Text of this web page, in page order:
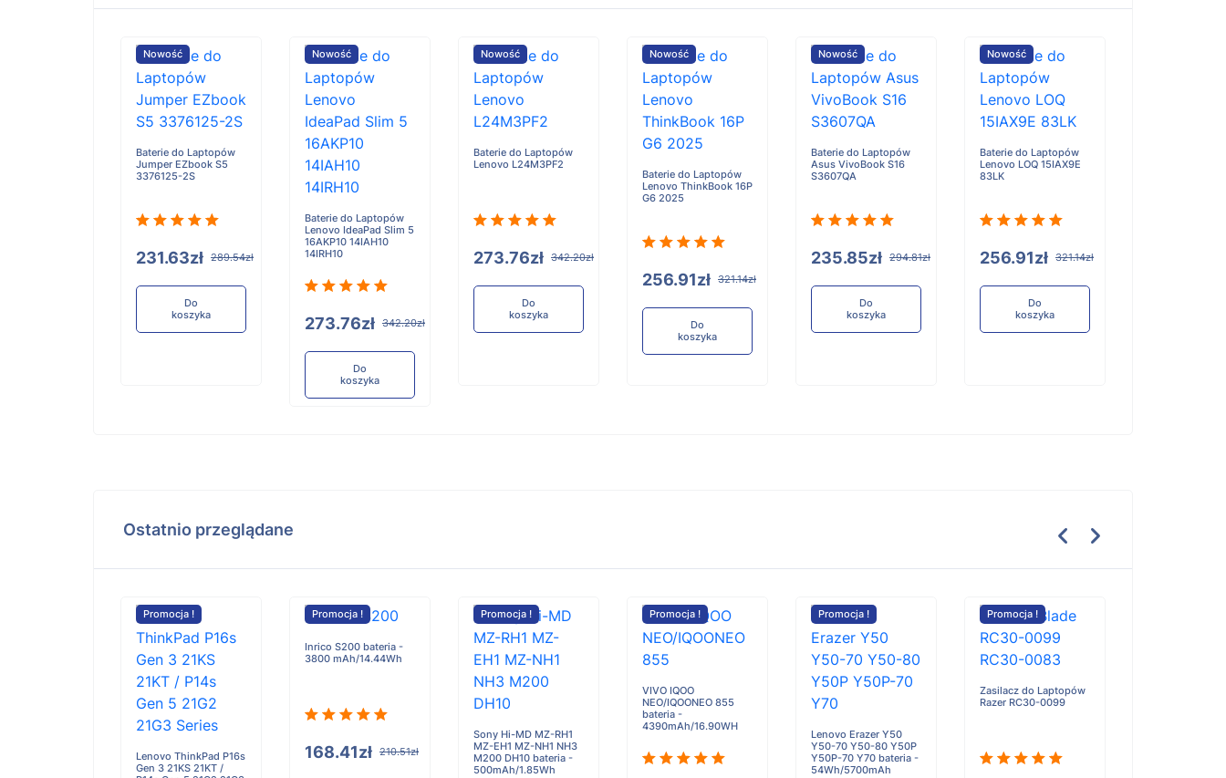
Nowość
Baterie do Laptopów
Jumper EZbook S5
3376125-2S
231.63zł 289.54zł
Do
koszyka
Nowość
Baterie do Laptopów
Lenovo IdeaPad Slim 5
16AKP10 14IAH10
14IRH10
273.76zł 342.20zł
Do
koszyka
Nowość
Baterie do Laptopów
Lenovo L24M3PF2
273.76zł 342.20zł
Do
koszyka
Nowość
Baterie do Laptopów
Lenovo ThinkBook 16P
G6 2025
256.91zł 321.14zł
Do
koszyka
Nowość
Baterie do Laptopów
Asus VivoBook S16
S3607QA
235.85zł 294.81zł
Do
koszyka
Nowość
Baterie do Laptopów
Lenovo LOQ 15IAX9E
83LK
256.91zł 321.14zł
Do
koszyka
Ostatnio przeglądane
Promocja !
Lenovo ThinkPad P16s
Gen 3 21KS 21KT /
Promocja !
Inrico S200 bateria -
3800 mAh/14.44Wh
168.41zł 210.51zł
Promocja !
Sony Hi-MD MZ-RH1
MZ-EH1 MZ-NH1 NH3
M200 DH10 bateria -
500mAh/1.85Wh
Promocja !
VIVO IQOO
NEO/IQOONEO 855
bateria -
4390mAh/16.90WH
Promocja !
Lenovo Erazer Y50
Y50-70 Y50-80 Y50P
Y50P-70 Y70 bateria -
54Wh/5700mAh
Promocja !
Zasilacz do Laptopów
Razer RC30-0099